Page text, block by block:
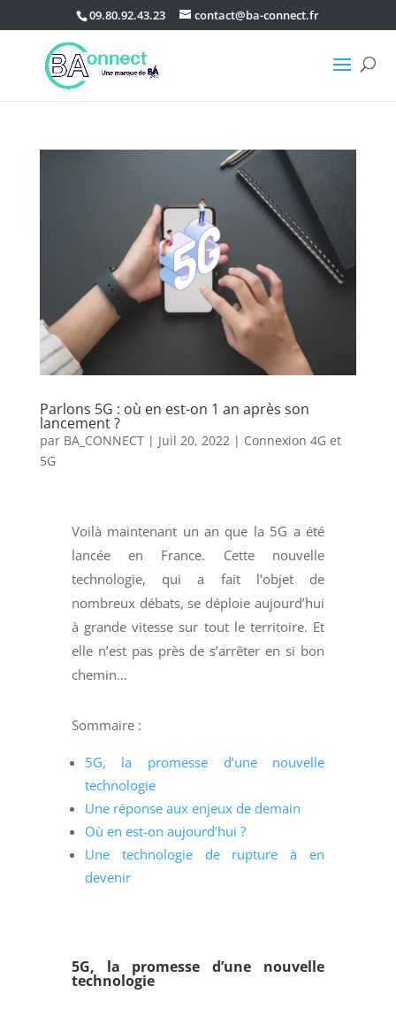
09.80.92.43.23 contact@ba-connect.fr
Parlons 5G : où en est-on 1 an après son
lancement ?
par BA_CONNECT| Juil 20, 2022 | Connexion 4G et
5G
Voilà maintenant un an que la 5G a été
lancée en France. Cette nouvelle
technologie, qui a fait l’objet de
nombreux débats, se déploie aujourd’hui
à grande vitesse sur tout le territoire. Et
elle n’est pas près de s’arrêter en si bon
chemin…
Sommaire :
5G, la promesse d’une nouvelle
technologie
Une réponse aux enjeux de demain
Où en est-on aujourd’hui ?
Une technologie de rupture à en
devenir
5G, la promesse d’une nouvelle
technologie